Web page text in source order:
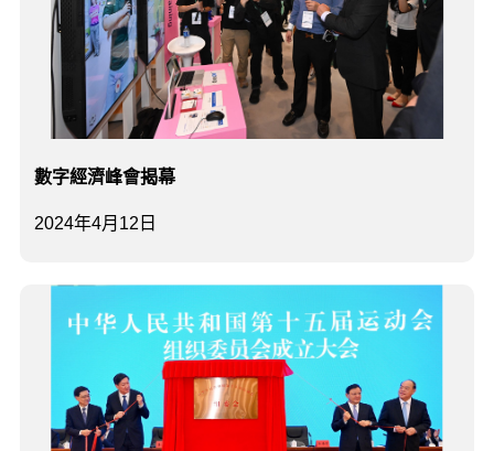
2024年4月12日
數字經濟峰會揭幕